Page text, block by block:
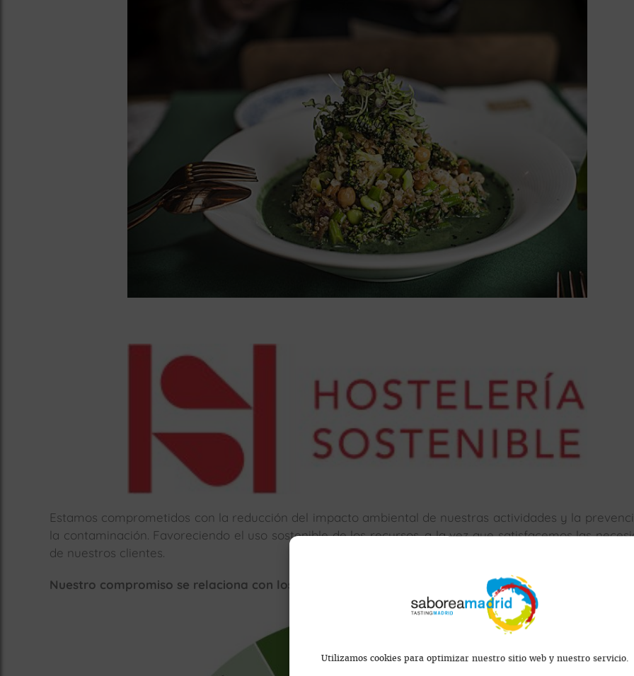
Utilizamos cookies para optimizar nuestro sitio web y nuestro servicio.
Estamos comprometidos con la reducción del impacto ambiental de nuestras actividades y la
la contaminación. Favoreciendo el uso sostenible de los recursos, a la vez que satisfacemos las
de nuestros clientes.
Nuestro compromiso se relaciona con los siguientes objetivos: